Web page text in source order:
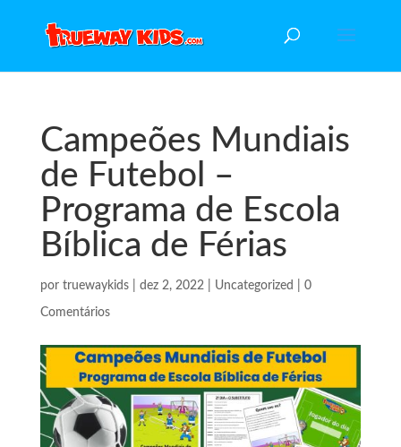
Campeões Mundiais
de Futebol –
Programa de Escola
Bíblica de Férias
por truewaykids| dez 2, 2022| Uncategorized 0
Comentários